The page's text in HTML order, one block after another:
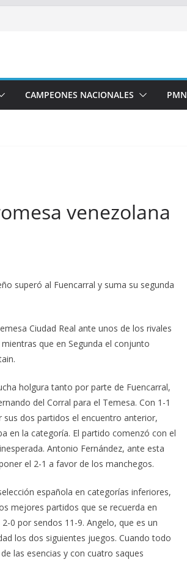
CAMPEONES NACIONALES PMN
venezolana
superó al Fuencarral y suma su segunda
Ciudad Real ante unos de los rivales
que en Segunda el conjunto
holgura tanto por parte de Fuencarral,
del Corral para el Temesa. Con 1-1
dos partidos el encuentro anterior,
en la categoría. El partido comenzó con el
Antonio Fernández, ante esta
el 2-1 a favor de los manchegos.
española en categorías inferiores,
mejores partidos que se recuerda en
0 por sendos 11-9. Angelo, que es un
los dos siguientes juegos. Cuando todo
las esencias y con cuatro saques